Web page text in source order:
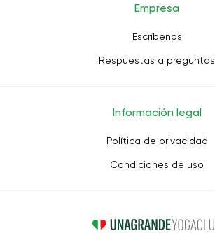
Empresa
Escríbenos
Respuestas a preguntas
Información legal
Política de privacidad
Condiciones de uso